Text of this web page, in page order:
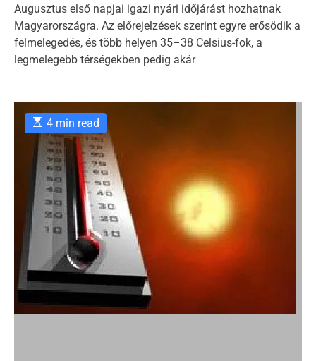
g
o
r
i
s
t
A
u
t
h
o
t
D
a
t
e
Augusztus első napjai igazi nyári időjárást hozhatnak
Magyarországra. Az előrejelzések szerint egyre erősödik a
felmelegedés, és több helyen 35–38 Celsius-fok, a
legmelegebb térségekben pedig akár
E
s
m
a
t
e
d
r
e
t
i
m
e
4 min read